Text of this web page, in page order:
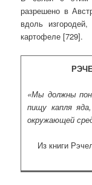
разрешено в
вдоль
картофеле [729].
«Мы должны
пищу капля
окружающей
Из книги